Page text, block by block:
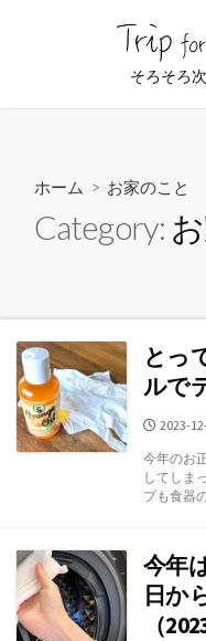
そろそろ
ホーム > お家のこと
Category:
とっ
ルで
公
日
2023-
今年のお
してしま
プも食器
今年
日か
（